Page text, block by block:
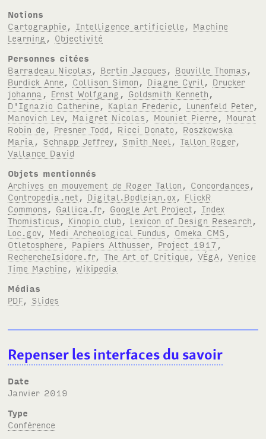
Notions
Cartographie
Intelligence artificielle
Machine
Learning
Objectivité
Personnes citées
Barradeau Nicolas
Bertin Jacques Bouville Thomas
Burdick Anne
Collison Simon Diagne Cyril
Drucker
johanna
Ernst Wolfgang Goldsmith Kenneth
D'Ignazio Catherine
Kaplan Frederic Lunenfeld Peter,
Manovich Lev, Maigret Nicolas Mouniet Pierre
Mourat
Robin de
Presner Todd Ricci Donato
Roszkowska
Maria
Schnapp Jeffrey Smith Neel ,Tallon Roger,
Vallance David
Objets mentionnés
Archives en mouvement de Roger Tallon
Concordances
Contropedia.net
Digital.Bodleian.ox
FlickR
Commons
Gallica.fr, Google Art Project
Index
Thomisticus
Kinopio club Lexicon of Design Research
Loc.gov, Medi Archeological Fundus Omeka CMS
Otletosphere
Papiers Althusser, Project 1917
RechercheIsidore.fr,The Art of Critique ,VÉgA ,Venice
Time Machine ,Wikipedia
Médias
PDF, Slides
Repenser les interfaces du savoir
Date
janvier 2019
Type
Conférence